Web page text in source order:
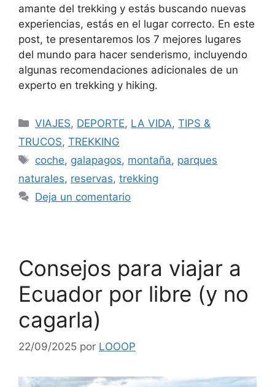
amante del trekking y estás buscando nuevas
experiencias, estás en el lugar correcto. En este
post, te presentaremos los 7 mejores lugares
del mundo para hacer senderismo, incluyendo
algunas recomendaciones adicionales de un
experto en trekking y hiking.
VIAJES, DEPORTE, LA VIDA,TIPS &
TRUCOS, TREKKING
coche, galapagos, montaña, parques
naturales, reservas, trekking
Deja un comentario
Consejos para viajar a
Ecuador por libre (y no
cagarla)
22/09/2025 por LOOOP